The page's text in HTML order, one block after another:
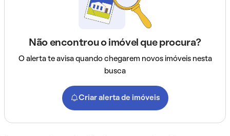
Não encontrou o imóvel que procura?
O alerta te avisa quando chegarem novos imóveis nesta
busca
Criar alerta de imóveis